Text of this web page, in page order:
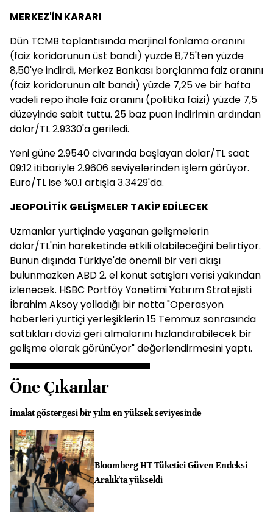
MERKEZ'İN KARARI
Dün TCMB toplantısında marjinal fonlama oranını
(faiz koridorunun üst bandı) yüzde 8,75'ten yüzde
8,50'ye indirdi, Merkez Bankası borçlanma faiz oranını
(faiz koridorunun alt bandı) yüzde 7,25 ve bir hafta
vadeli repo ihale faiz oranını (politika faizi) yüzde 7,5
düzeyinde sabit tuttu. 25 baz puan indirimin ardından
dolar/TL 2.9330'a geriledi.
Yeni güne 2.9540 civarında başlayan dolar/TL saat
09:12 itibariyle 2.9606 seviyelerinden işlem görüyor.
Euro/TL ise %0.1 artışla 3.3429'da.
JEOPOLİTİK GELİŞMELER TAKİP EDİLECEK
Uzmanlar yurtiçinde yaşanan gelişmelerin
dolar/TL'nin hareketinde etkili olabileceğini belirtiyor.
Bunun dışında Türkiye'de önemli bir veri akışı
bulunmazken ABD 2. el konut satışları verisi yakından
izlenecek. HSBC Portföy Yönetimi Yatırım Stratejisti
İbrahim Aksoy yolladığı bir notta "Operasyon
haberleri yurtiçi yerleşiklerin 15 Temmuz sonrasında
sattıkları dövizi geri almalarını hızlandırabilecek bir
gelişme olarak görünüyor" değerlendirmesini yaptı.
Öne Çıkanlar
İmalat göstergesi bir yılın en yüksek seviyesinde
Bloomberg HT Tüketici Güven Endeksi
Aralık'ta yükseldi